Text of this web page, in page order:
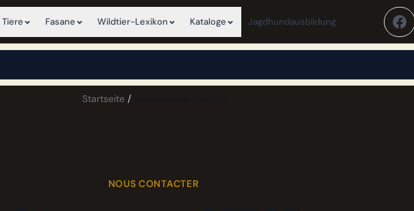
Fasane Wildtier-Lexikon Kataloge Jagdhundausbildung
Startseite /
NOUS CONTACTER